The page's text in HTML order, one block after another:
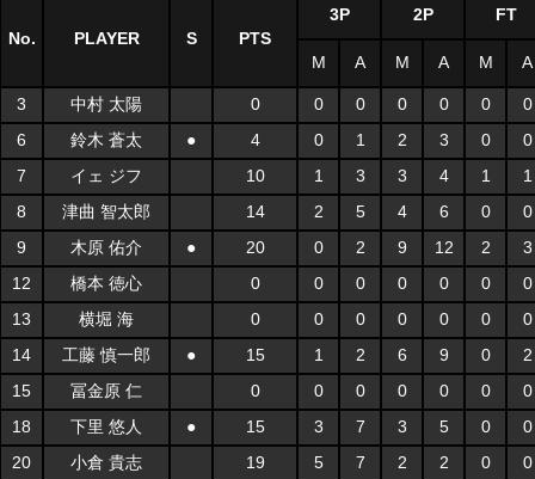
No. PLAYER S PTS
3P 2P FT
M A M A M A
3 中村 太陽 0 0 0 0 0 0
0
6
鈴木 蒼太 ● 4 0 1 2 3 0
0
7
イェ ジフ 10 1 3 3 4 1
1
8
津曲 智太郎 14 2 5 4 6 0
0
9
木原 佑介 ● 20 0 2 9 12 2
3
12
橋本 徳心 0 0 0 0 0 0
0
13
横堀 海 0 0 0 0 0 0
0
14
工藤 慎一郎 ● 15 1 2 6 9 0
2
15
冨金原 仁 0 0 0 0 0 0
0
18
下里 悠人 ● 15 3 7 3 5 0
0
20
小倉 貴志 19 5 7 2 2 0
0